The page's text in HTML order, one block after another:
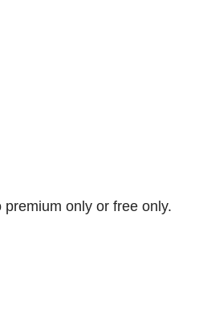
only or free only.